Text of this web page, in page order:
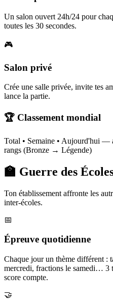
Un salon ouvert 24h/24 pour
toutes les 30 secondes.
🎮
Salon privé
Crée une salle privée, invite tes
lance la partie.
🏆 Classement mondial
Total • Semaine • Aujourd'hui —
rangs (Bronze → Légende)
🏫 Guerre des
Ton établissement affronte les
inter-écoles.
📅
Épreuve quotidienne
Chaque jour un thème différent :
mercredi, fractions le samedi… 3
score compte.
🤝